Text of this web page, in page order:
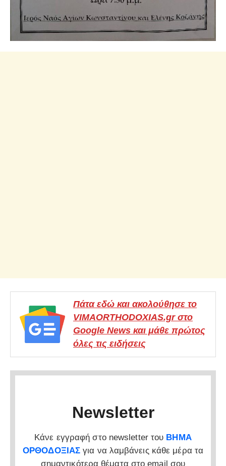
Πάτα εδώ και ακολούθησε το
VIMAORTHODOXIAS.gr στο
Google News και μάθε πρώτος
όλες τις ειδήσεις
Newsletter
Κάνε εγγραφή στο newsletter του ΒΗΜΑ
ΟΡΘΟΔΟΞΙΑΣ για να λαμβάνεις κάθε μέρα τα
σημαντικότερα θέματα στο email σου